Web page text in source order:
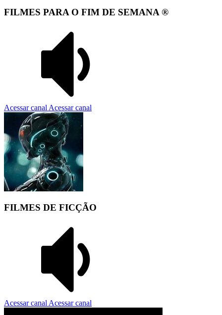
FILMES PARA O FIM DE SEMANA ®️
Acessar canal Acessar canal
FILMES DE FICÇÃO
Acessar canal Acessar canal